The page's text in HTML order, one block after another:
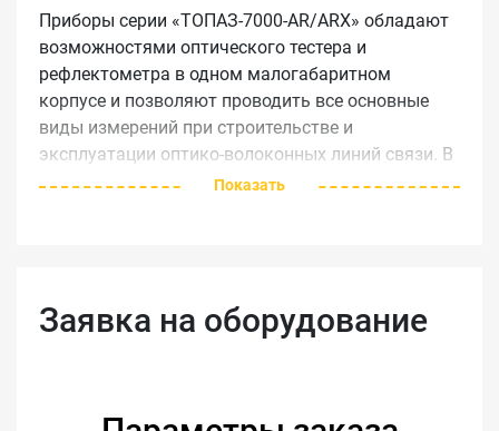
Приборы серии «ТОПАЗ-7000-AR/ARX» обладают
возможностями оптического тестера и
рефлектометра в одном малогабаритном
корпусе и позволяют проводить все основные
виды измерений при строительстве и
эксплуатации оптико-волоконных линий связи. В
серии «ТОПАЗ-7000-AR/ARX» имеется две
магистральных сетей и сетей доступа.
Компактный прочный металлический корпус,
батареи, память на 200 рефлектограмм,
Показать
Заявка на оборудование